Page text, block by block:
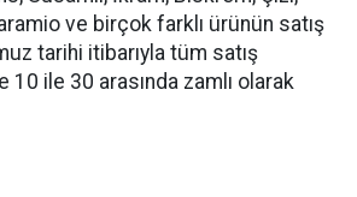
ve birçok farklı ürünün satış
tarihi itibarıyla tüm satış
10 ile 30 arasında zamlı olarak